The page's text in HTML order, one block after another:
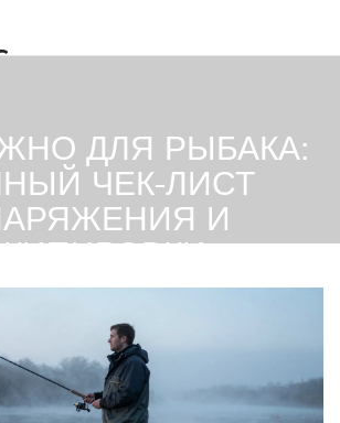
ДЛЯ РЫБАКА:
ЧЕК-ЛИСТ
И